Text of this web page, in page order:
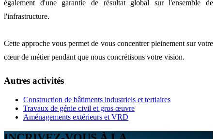
également d'une garantie de résultat global sur l'ensemble de
l'infrastructure.
Cette approche vous permet de vous concentrer pleinement sur votre
cœur de métier pendant que nous concrétisons votre vision.
Autres activités
Construction de bâtiments industriels et tertiaires
Travaux de génie civil et gros œuvre
Aménagements extérieurs et VRD